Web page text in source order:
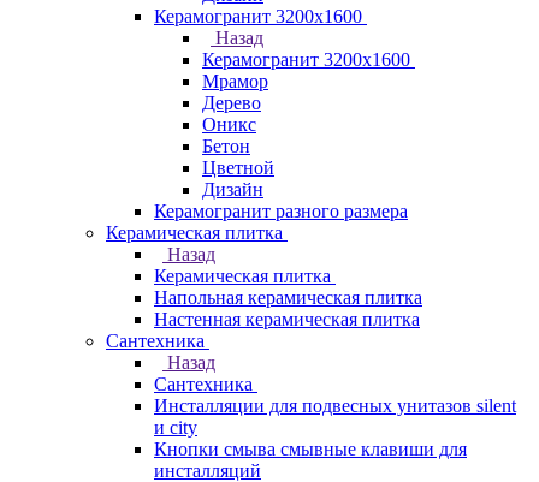
Керамогранит 3200х1600
Назад
Керамогранит 3200х1600
Мрамор
Дерево
Оникс
Бетон
Цветной
Дизайн
Керамогранит разного размера
Керамическая плитка
Назад
Керамическая плитка
Напольная керамическая плитка
Настенная керамическая плитка
Сантехника
Назад
Сантехника
Инсталляции для подвесных унитазов silent
и city
Кнопки смыва смывные клавиши для
инсталляций